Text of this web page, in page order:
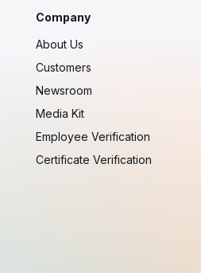
Company
About Us
Customers
Newsroom
Media Kit
Employee Verification
Certificate Verification